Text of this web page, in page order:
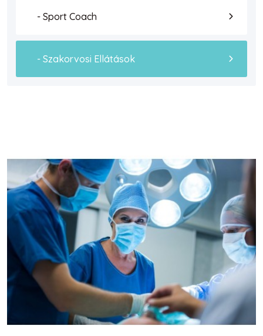
- Sport Coach
- Szakorvosi Ellátások